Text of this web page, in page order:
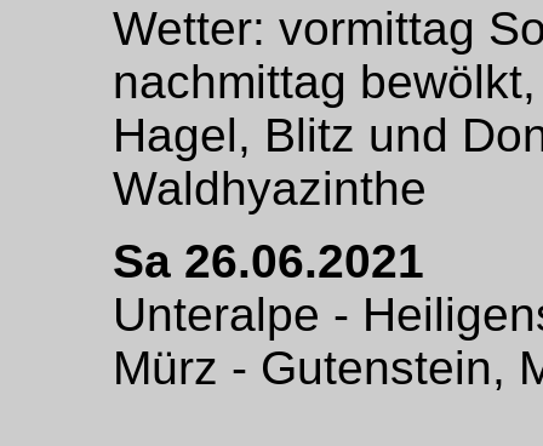
Wetter: vormittag
nachmittag
Hagel, Blitz und
Waldhyazinthe
Sa 26.06.2021
Unteralpe -
Mürz - Gutenstein,